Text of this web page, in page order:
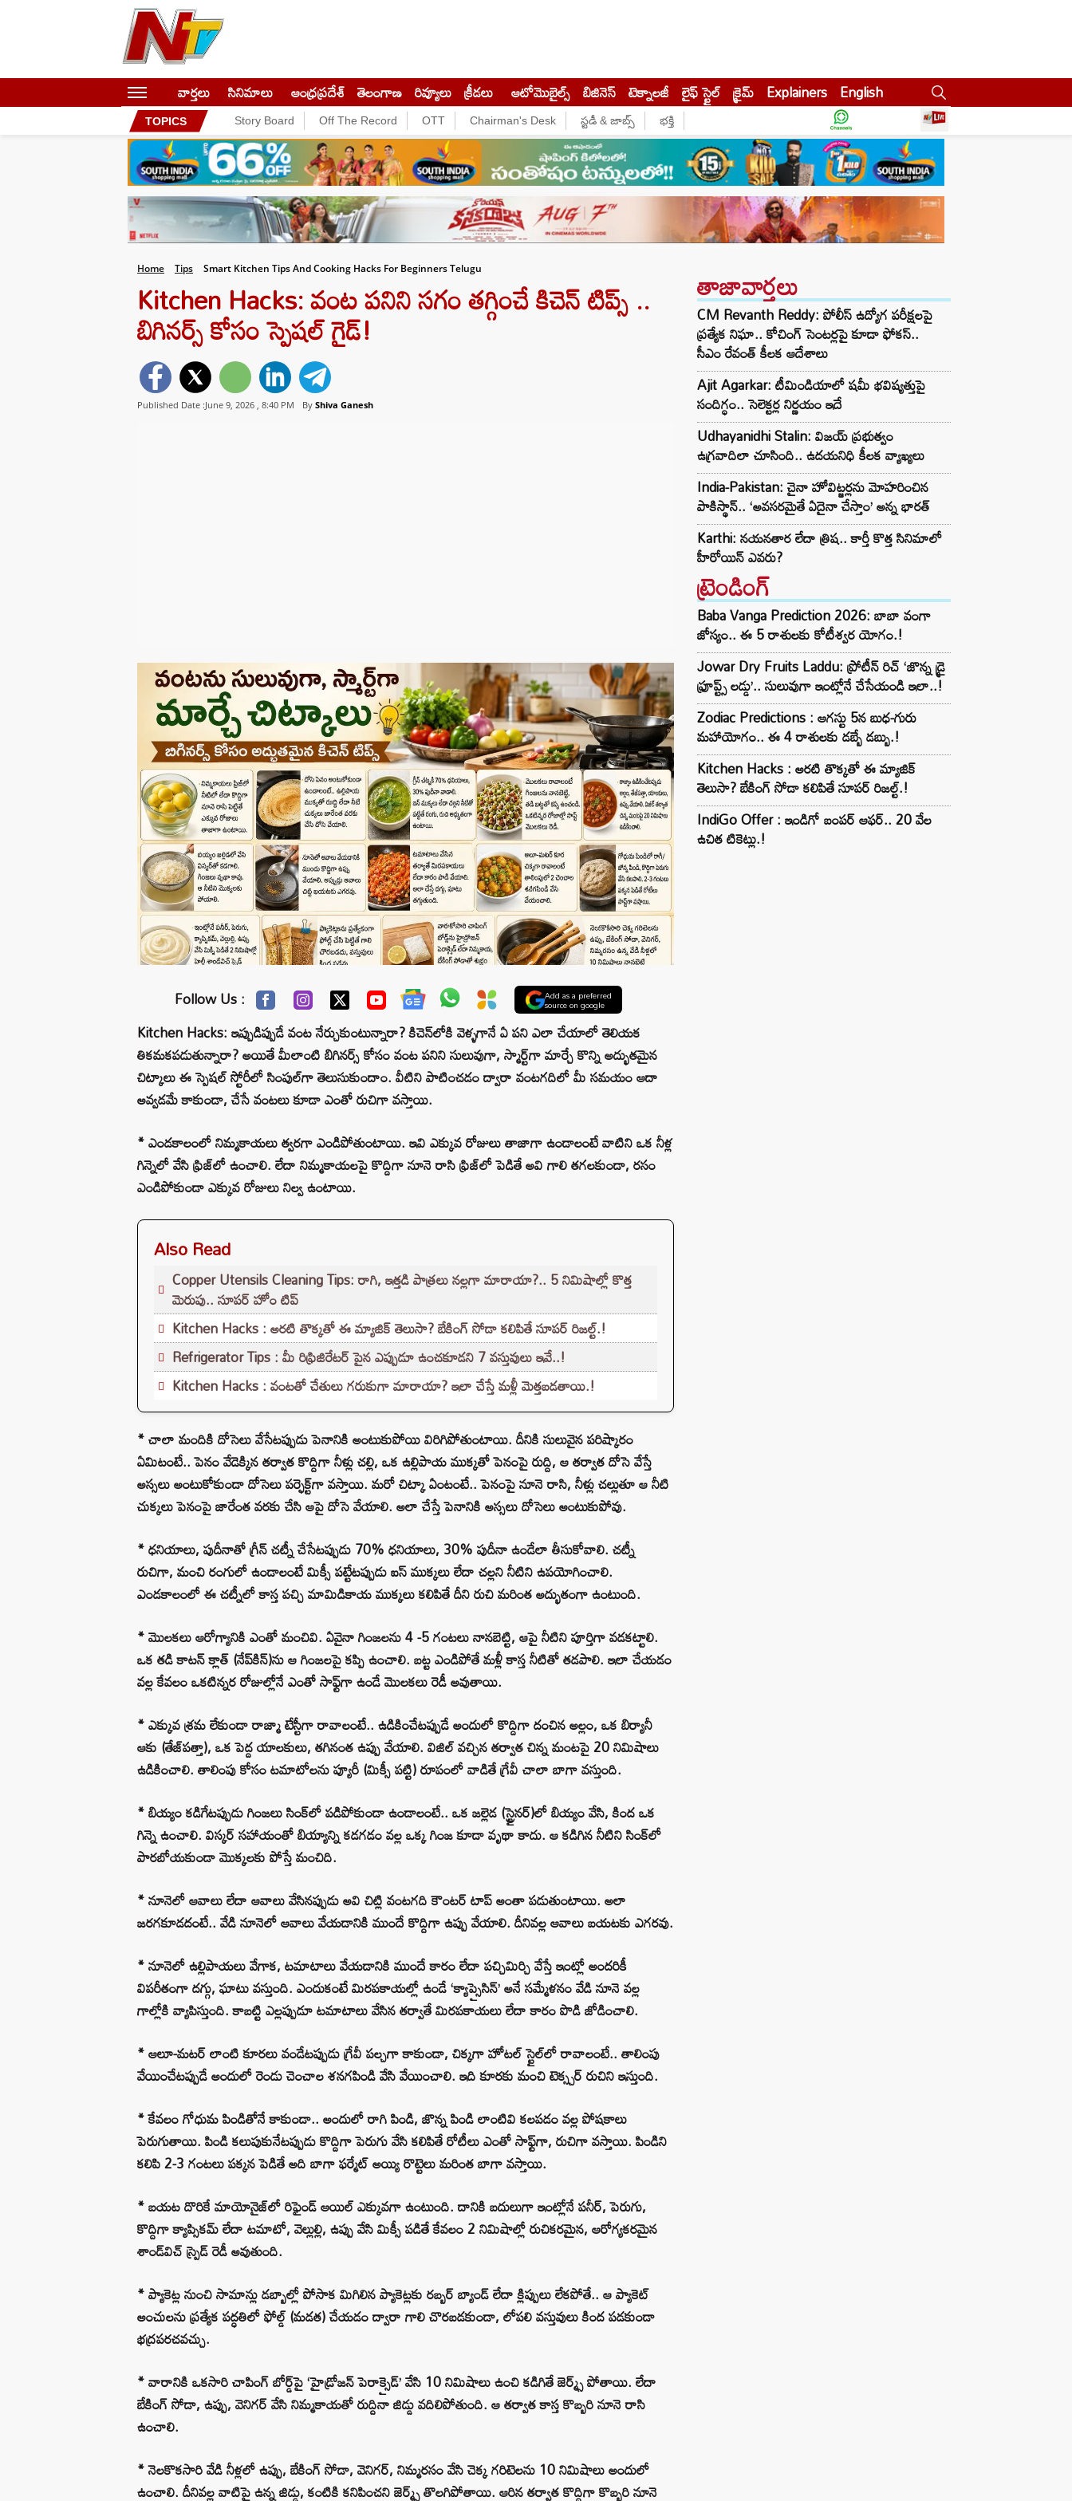
వార్తలు సినిమాలు ఆంధ్రప్రదేశ్ తెలంగాణ రివ్యూలు క్రీడలు ఆటోమొబైల్స్ బిజినెస్‌ టెక్నాలజీ లైఫ్ స్టైల్ క్రైమ్ Explainers English
TOPICS Story Board Off The Record OTT Chairman's Desk స్టడీ & జాబ్స్ భక్తి
Home Tips Smart Kitchen Tips And Cooking Hacks For Beginners Telugu
Kitchen Hacks: వంట పనిని సగం తగ్గించే కిచెన్ టిప్స్ ..
బిగినర్స్ కోసం స్పెషల్ గైడ్!
Published Date :June 9, 2026 , 8:40 PM By Shiva Ganesh
Follow Us : Add as a preferred
source on google
Kitchen Hacks: ఇప్పుడిప్పుడే వంట నేర్చుకుంటున్నారా? కిచెన్‌లోకి వెళ్ళగానే ఏ పని ఎలా చేయాలో తెలియక
తికమకపడుతున్నారా? అయితే మీలాంటి బిగినర్స్ కోసం వంట పనిని సులువుగా, స్మార్ట్‌గా మార్చే కొన్ని అద్భుతమైన
చిట్కాలు ఈ స్పెషల్ స్టోరీలో సింపుల్‌గా తెలుసుకుందాం. వీటిని పాటించడం ద్వారా వంటగదిలో మీ సమయం ఆదా
అవ్వడమే కాకుండా, చేసే వంటలు కూడా ఎంతో రుచిగా వస్తాయి.
* ఎండకాలంలో నిమ్మకాయలు త్వరగా ఎండిపోతుంటాయి. ఇవి ఎక్కువ రోజులు తాజాగా ఉండాలంటే వాటిని ఒక నీళ్ల
గిన్నెలో వేసి ఫ్రిజ్‌లో ఉంచాలి. లేదా నిమ్మకాయలపై కొద్దిగా నూనె రాసి ఫ్రిజ్‌లో పెడితే అవి గాలి తగలకుండా, రసం
ఎండిపోకుండా ఎక్కువ రోజులు నిల్వ ఉంటాయి.
Also Read
Copper Utensils Cleaning Tips: రాగి, ఇత్తడి పాత్రలు నల్లగా మారాయా?.. 5 నిమిషాల్లో కొత్త
మెరుపు.. సూపర్ హోం టిప్
Kitchen Hacks : అరటి తొక్కతో ఈ మ్యాజిక్ తెలుసా? బేకింగ్ సోడా కలిపితే సూపర్ రిజల్ట్.!
Refrigerator Tips : మీ రిఫ్రిజిరేటర్ పైన ఎప్పుడూ ఉంచకూడని 7 వస్తువులు ఇవే..!
Kitchen Hacks : వంటతో చేతులు గరుకుగా మారాయా? ఇలా చేస్తే మళ్లీ మెత్తబడతాయి.!
* చాలా మందికి దోసెలు వేసేటప్పుడు పెనానికి అంటుకుపోయి విరిగిపోతుంటాయి. దీనికి సులువైన పరిష్కారం
ఏమిటంటే.. పెనం వేడెక్కిన తర్వాత కొద్దిగా నీళ్లు చల్లి, ఒక ఉల్లిపాయ ముక్కతో పెనంపై రుద్ది, ఆ తర్వాత దోసె వేస్తే
అస్సలు అంటుకోకుండా దోసెలు పర్ఫెక్ట్‌గా వస్తాయి. మరో చిట్కా ఏంటంటే.. పెనంపై నూనె రాసి, నీళ్లు చల్లుతూ ఆ నీటి
చుక్కలు పెనంపై జారేంత వరకు చేసి ఆపై దోసె వేయాలి. అలా చేస్తే పెనానికి అస్సలు దోసెలు అంటుకుపోవు.
* ధనియాలు, పుదీనాతో గ్రీన్ చట్నీ చేసేటప్పుడు 70% ధనియాలు, 30% పుదీనా ఉండేలా తీసుకోవాలి. చట్నీ
రుచిగా, మంచి రంగులో ఉండాలంటే మిక్సీ పట్టేటప్పుడు ఐస్ ముక్కలు లేదా చల్లని నీటిని ఉపయోగించాలి.
ఎండకాలంలో ఈ చట్నీలో కాస్త పచ్చి మామిడికాయ ముక్కలు కలిపితే దీని రుచి మరింత అద్భుతంగా ఉంటుంది.
* మొలకలు ఆరోగ్యానికి ఎంతో మంచివి. ఏవైనా గింజలను 4 -5 గంటలు నానబెట్టి, ఆపై నీటిని పూర్తిగా వడకట్టాలి.
ఒక తడి కాటన్ క్లాత్ (నేప్‌కిన్)ను ఆ గింజలపై కప్పి ఉంచాలి. బట్ట ఎండిపోతే మళ్లీ కాస్త నీటితో తడపాలి. ఇలా చేయడం
వల్ల కేవలం ఒకటిన్నర రోజుల్లోనే ఎంతో సాఫ్ట్‌గా ఉండే మొలకలు రెడీ అవుతాయి.
* ఎక్కువ శ్రమ లేకుండా రాజ్మా టేస్టీగా రావాలంటే.. ఉడికించేటప్పుడే అందులో కొద్దిగా దంచిన అల్లం, ఒక బిర్యానీ
ఆకు (తేజ్‌పత్తా), ఒక పెద్ద యాలకులు, తగినంత ఉప్పు వేయాలి. విజిల్ వచ్చిన తర్వాత చిన్న మంటపై 20 నిమిషాలు
ఉడికించాలి. తాలింపు కోసం టమాటోలను ప్యూరీ (మిక్సీ పట్టి) రూపంలో వాడితే గ్రేవీ చాలా బాగా వస్తుంది.
* బియ్యం కడిగేటప్పుడు గింజలు సింక్‌లో పడిపోకుండా ఉండాలంటే.. ఒక జల్లెడ (స్ట్రైనర్)లో బియ్యం వేసి, కింద ఒక
గిన్నె ఉంచాలి. విస్కర్ సహాయంతో బియ్యాన్ని కడగడం వల్ల ఒక్క గింజ కూడా వృథా కాదు. ఆ కడిగిన నీటిని సింక్‌లో
పారబోయకుండా మొక్కలకు పోస్తే మంచిది.
* నూనెలో ఆవాలు లేదా ఆవాలు వేసినప్పుడు అవి చిట్లి వంటగది కౌంటర్ టాప్ అంతా పడుతుంటాయి. అలా
జరగకూడదంటే.. వేడి నూనెలో ఆవాలు వేయడానికి ముందే కొద్దిగా ఉప్పు వేయాలి. దీనివల్ల ఆవాలు బయటకు ఎగరవు.
* నూనెలో ఉల్లిపాయలు వేగాక, టమాటాలు వేయడానికి ముందే కారం లేదా పచ్చిమిర్చి వేస్తే ఇంట్లో అందరికీ
విపరీతంగా దగ్గు, ఘాటు వస్తుంది. ఎందుకంటే మిరపకాయల్లో ఉండే ‘క్యాప్సైసిన్’ అనే సమ్మేళనం వేడి నూనె వల్ల
గాల్లోకి వ్యాపిస్తుంది. కాబట్టి ఎల్లప్పుడూ టమాటాలు వేసిన తర్వాతే మిరపకాయలు లేదా కారం పొడి జోడించాలి.
* ఆలూ-మటర్ లాంటి కూరలు వండేటప్పుడు గ్రేవీ పల్చగా కాకుండా, చిక్కగా హోటల్ స్టైల్‌లో రావాలంటే.. తాలింపు
వేయించేటప్పుడే అందులో రెండు చెంచాల శనగపిండి వేసి వేయించాలి. ఇది కూరకు మంచి టెక్స్చర్ రుచిని ఇస్తుంది.
* కేవలం గోధుమ పిండితోనే కాకుండా.. అందులో రాగి పిండి, జొన్న పిండి లాంటివి కలపడం వల్ల పోషకాలు
పెరుగుతాయి. పిండి కలుపుకునేటప్పుడు కొద్దిగా పెరుగు వేసి కలిపితే రోటీలు ఎంతో సాఫ్ట్‌గా, రుచిగా వస్తాయి. పిండిని
కలిపి 2-3 గంటలు పక్కన పెడితే అది బాగా ఫర్మేట్ అయ్యి రొట్టెలు మరింత బాగా వస్తాయి.
* బయట దొరికే మాయోనైజ్‌లో రిఫైండ్ ఆయిల్ ఎక్కువగా ఉంటుంది. దానికి బదులుగా ఇంట్లోనే పనీర్, పెరుగు,
కొద్దిగా క్యాప్సికమ్ లేదా టమాటో, వెల్లుల్లి, ఉప్పు వేసి మిక్సీ పడితే కేవలం 2 నిమిషాల్లో రుచికరమైన, ఆరోగ్యకరమైన
శాండ్‌విచ్ స్ప్రెడ్ రెడీ అవుతుంది.
* ప్యాకెట్ల నుంచి సామాన్లు డబ్బాల్లో పోసాక మిగిలిన ప్యాకెట్లకు రబ్బర్ బ్యాండ్ లేదా క్లిప్పులు లేకపోతే.. ఆ ప్యాకెట్
అంచులను ప్రత్యేక పద్ధతిలో ఫోల్డ్ (మడత) చేయడం ద్వారా గాలి చొరబడకుండా, లోపలి వస్తువులు కింద పడకుండా
భద్రపరచవచ్చు.
* వారానికి ఒకసారి చాపింగ్ బోర్డ్‌పై ‘హైడ్రోజన్ పెరాక్సైడ్’ వేసి 10 నిమిషాలు ఉంచి కడిగితే జెర్మ్స్ పోతాయి. లేదా
బేకింగ్ సోడా, ఉప్పు, వెనిగర్ వేసి నిమ్మకాయతో రుద్దినా జిడ్డు వదిలిపోతుంది. ఆ తర్వాత కాస్త కొబ్బరి నూనె రాసి
ఉంచాలి.
* నెలకొకసారి వేడి నీళ్లలో ఉప్పు, బేకింగ్ సోడా, వెనిగర్, నిమ్మరసం వేసి చెక్క గరిటెలను 10 నిమిషాలు అందులో
ఉంచాలి. దీనివల్ల వాటిపై ఉన్న జిడ్డు, కంటికి కనిపించని జెర్మ్స్ తొలగిపోతాయి. ఆరిన తర్వాత కొద్దిగా కొబ్బరి నూనె
తాజావార్తలు
CM Revanth Reddy: పోలీస్ ఉద్యోగ పరీక్షలపై
ప్రత్యేక నిఘా.. కోచింగ్ సెంటర్లపై కూడా ఫోకస్..
సీఎం రేవంత్ కీలక ఆదేశాలు
Ajit Agarkar: టీమిండియాలో షమీ భవిష్యత్తుపై
సందిగ్ధం.. సెలెక్టర్ల నిర్ణయం ఇదే
Udhayanidhi Stalin: విజయ్ ప్రభుత్వం
ఉగ్రవాదిలా చూసింది.. ఉదయనిధి కీలక వ్యాఖ్యలు
India-Pakistan: చైనా హోవిట్జర్లను మోహరించిన
పాకిస్థాన్.. ‘అవసరమైతే ఏదైనా చేస్తాం’ అన్న భారత్
Karthi: నయనతార లేదా త్రిష.. కార్తీ కొత్త సినిమాలో
హీరోయిన్ ఎవరు?
ట్రెండింగ్‌
Baba Vanga Prediction 2026: బాబా వంగా
జోస్యం.. ఈ 5 రాశులకు కోటీశ్వర యోగం.!
Jowar Dry Fruits Laddu: ప్రోటీన్ రిచ్ ‘జొన్న డ్రై
ఫ్రూప్ట్స్ లడ్డు’.. సులువుగా ఇంట్లోనే చేసేయండి ఇలా..!
Zodiac Predictions : ఆగస్టు 5న బుధ-గురు
మహాయోగం.. ఈ 4 రాశులకు డబ్బే డబ్బు.!
Kitchen Hacks : అరటి తొక్కతో ఈ మ్యాజిక్
తెలుసా? బేకింగ్ సోడా కలిపితే సూపర్ రిజల్ట్.!
IndiGo Offer : ఇండిగో బంపర్ ఆఫర్.. 20 వేల
ఉచిత టికెట్లు.!